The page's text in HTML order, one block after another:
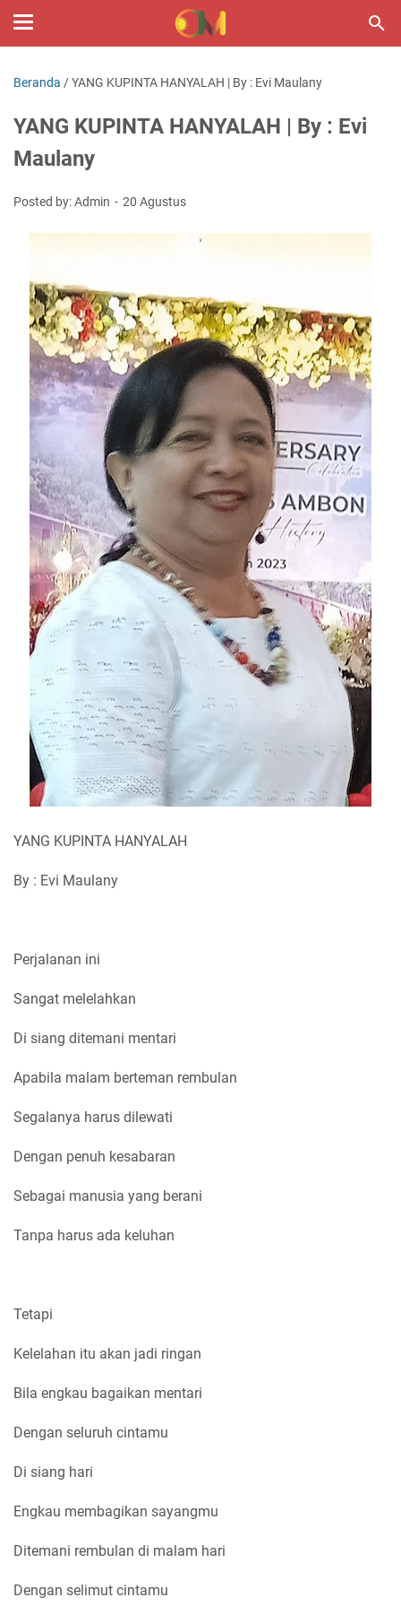
Beranda /YANG KUPINTA HANYALAH | By : Evi Maulany
YANG KUPINTA HANYALAH | By : Evi
Maulany
Posted by: Admin 20 Agustus
YANG KUPINTA HANYALAH
By : Evi Maulany
Perjalanan ini
Sangat melelahkan
Di siang ditemani mentari
Apabila malam berteman rembulan
Segalanya harus dilewati
Dengan penuh kesabaran
Sebagai manusia yang berani
Tanpa harus ada keluhan
Tetapi
Kelelahan itu akan jadi ringan
Bila engkau bagaikan mentari
Dengan seluruh cintamu
Di siang hari
Engkau membagikan sayangmu
Ditemani rembulan di malam hari
Dengan selimut cintamu